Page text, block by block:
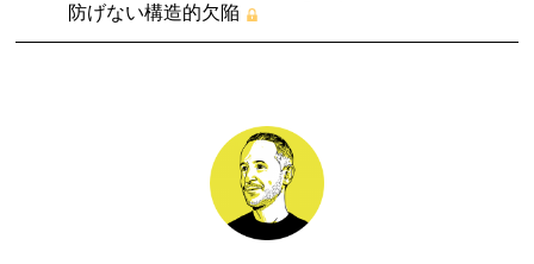
防げない構造的欠陥